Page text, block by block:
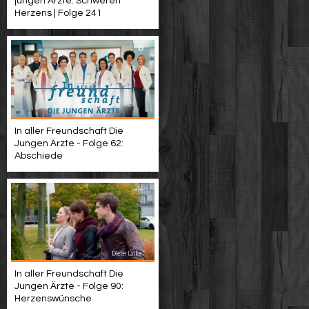
Herzens | Folge 241
In aller Freundschaft Die
Jungen Ärzte - Folge 62:
Abschiede
In aller Freundschaft Die
Jungen Ärzte - Folge 90:
Herzenswünsche